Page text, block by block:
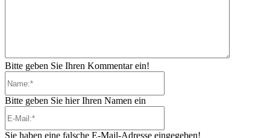
Bitte geben Sie Ihren Kommentar ein!
Bitte geben Sie hier Ihren Namen ein
Sie haben eine falsche E-Mail-Adresse eingegeben!